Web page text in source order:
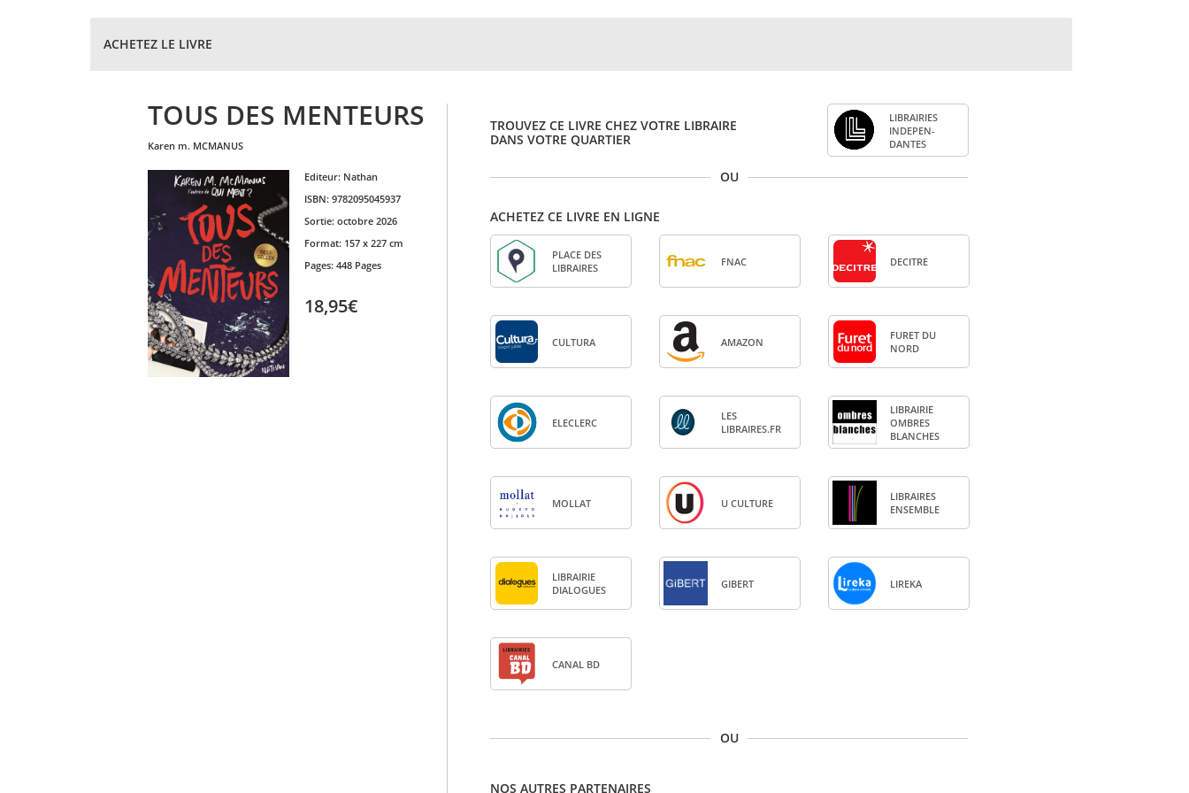
ACHETEZ LE LIVRE
TOUS DES MENTEURS
karen m. MCMANUS
Editeur: Nathan
ISBN: 9782095045937
Sortie: octobre 2026
Format: 157 x 227 cm
Pages: 448 Pages
18,95€
TROUVEZ CE LIVRE CHEZ VOTRE LIBRAIRE
DANS VOTRE QUARTIER
LIBRAI­RIES
INDE­PEN­
DANTES
OU
ACHETEZ CE LIVRE EN LIGNE
PLACE DES
LIBRAIRES
FNAC DECITRE
CULTURA AMA­ZON
FURET DU
NORD
ELE­CLERC
LES
LIBRAIRES.FR
LIBRAI­RIE
OMBRES
BLANCHES
MOL­LAT U CULTURE
LIBRAIRES
ENSEMBLE
LIBRAI­RIE
DIA­LOGUES
GIBERT LIREKA
CANAL BD
OU
NOS AUTRES PARTENAIRES